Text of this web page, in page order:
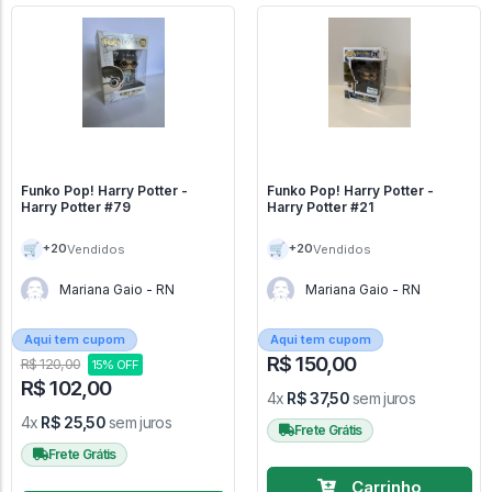
Funko Pop! Harry Potter -
Harry Potter #79
🛒 +20Vendidos
Mariana Gaio - RN
Aqui tem cupom
R$ 120,00 15% OFF
R$ 102,00
4x R$ 25,50sem juros
Frete Grátis
Funko Pop! Harry Potter -
Harry Potter #21
🛒 +20Vendidos
Mariana Gaio - RN
Aqui tem cupom
R$ 150,00
4x R$ 37,50sem juros
Frete Grátis
Carrinho